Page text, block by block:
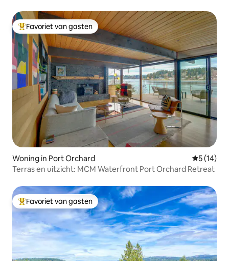
Topfavoriet van gasten
Favoriet van gasten
Woning in Port Orchard
5 (14)
Terras en uitzicht: MCM Waterfront Port Orchard Retreat
Topfavoriet van gasten
Favoriet van gasten